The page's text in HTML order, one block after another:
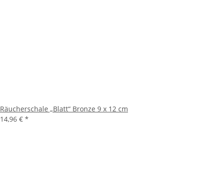
Räucherschale „Blatt“ Bronze 9 x 12 cm
14,96 € *